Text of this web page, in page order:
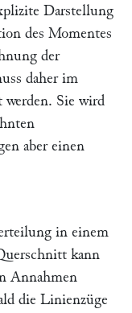
Darstellung
des Momentes
der
daher im
werden. Sie wird
aber einen
in einem
kann
Annahmen
die Linienzüge